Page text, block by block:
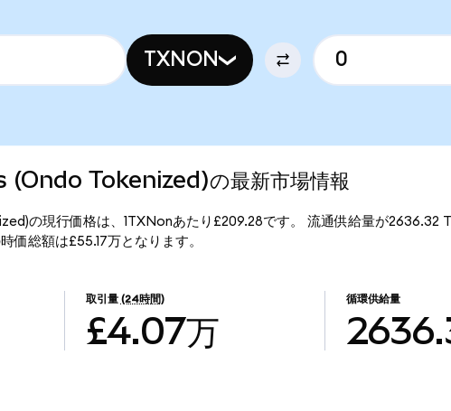
TXNON
Tokenized)の最新市場情報
の現行価格は、1TXNonあたり£209.28です。 流通供給量が2636.32
価総額は£55.17万となります。
取引量 (24時間)
£4.07万
循環供給量